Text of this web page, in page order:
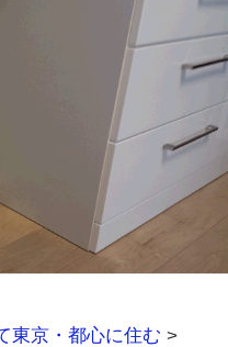
東京・都心に住む >